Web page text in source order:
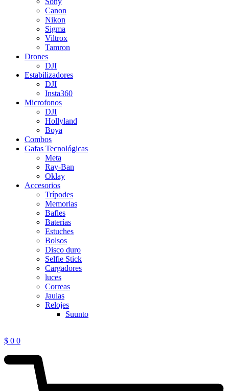
Canon
Nikon
Sigma
Viltrox
Tamron
Drones
DJI
Estabilizadores
DJI
Insta360
Microfonos
DJI
Hollyland
Boya
Combos
Gafas Tecnológicas
Meta
Ray-Ban
Oklay
Accesorios
Trípodes
Memorias
Bafles
Baterías
Estuches
Bolsos
Disco duro
Selfie Stick
Cargadores
luces
Correas
Jaulas
Relojes
Suunto
$ 0 0